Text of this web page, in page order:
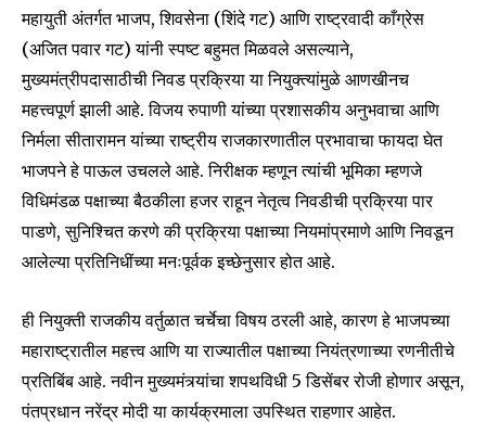
conversation.
To subscribe, simply enter your email address on our website
or click the subscribe button below. Don't worry, we respect
your privacy and won't spam your inbox. Your information is
safe with us.
I've read and accept the Privacy Policy
महायुती अंतर्गत भाजप, शिवसेना (शिंदे गट) आणि राष्ट्रवादी काँग्रेस
(अजित पवार गट) यांनी स्पष्ट बहुमत मिळवले असल्याने,
मुख्यमंत्रीपदासाठीची निवड प्रक्रिया या नियुक्त्यांमुळे आणखीनच
महत्त्वपूर्ण झाली आहे. विजय रुपाणी यांच्या प्रशासकीय अनुभवाचा आणि
निर्मला सीतारामन यांच्या राष्ट्रीय राजकारणातील प्रभावाचा फायदा घेत
भाजपने हे पाऊल उचलले आहे. निरीक्षक म्हणून त्यांची भूमिका म्हणजे
विधिमंडळ पक्षाच्या बैठकीला हजर राहून नेतृत्व निवडीची प्रक्रिया पार
पाडणे, सुनिश्चित करणे की प्रक्रिया पक्षाच्या नियमांप्रमाणे आणि निवडून
आलेल्या प्रतिनिधींच्या मनःपूर्वक इच्छेनुसार होत आहे.
ही नियुक्ती राजकीय वर्तुळात चर्चेचा विषय ठरली आहे, कारण हे भाजपच्या
महाराष्ट्रातील महत्त्व आणि या राज्यातील पक्षाच्या नियंत्रणाच्या रणनीतीचे
प्रतिबिंब आहे. नवीन मुख्यमंत्र्यांचा शपथविधी 5 डिसेंबर रोजी होणार असून,
पंतप्रधान नरेंद्र मोदी या कार्यक्रमाला उपस्थित राहणार आहेत.